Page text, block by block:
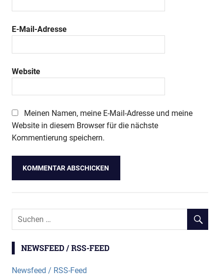
E-Mail-Adresse
Website
Meinen Namen, meine E-Mail-Adresse und meine
Website in diesem Browser für die nächste
Kommentierung speichern.
NEWSFEED / RSS-FEED
Newsfeed / RSS-Feed